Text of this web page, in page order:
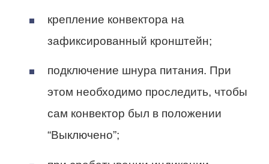
крепление конвектора на
зафиксированный кронштейн;
подключение шнура питания. При
этом необходимо проследить, чтобы
сам конвектор был в положении
“Выключено”;